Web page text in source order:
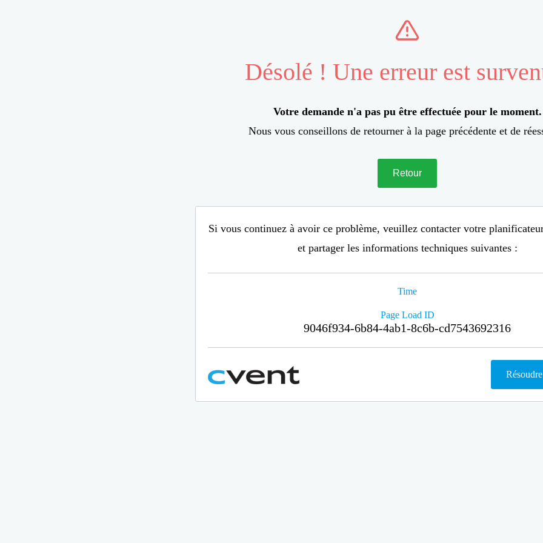
Désolé ! Une erreur est
Votre demande n'a pas pu être effectuée pour le moment.
Nous vous conseillons de retourner à la page précédente et de
Retour
Si vous continuez à avoir ce problème, veuillez contacter votre
et partager les informations techniques suivantes :
Time
Page Load ID
9046f934-6b84-4ab1-8c6b-cd7543692316